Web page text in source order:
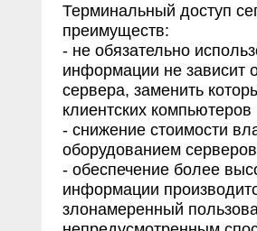
Терминальный доступ
преимуществ:
- не обязательно
информации не зависит
сервера, заменить
клиентских компьютеров
- снижение стоимости
оборудованием
- обеспечение более
информации
злонамеренный